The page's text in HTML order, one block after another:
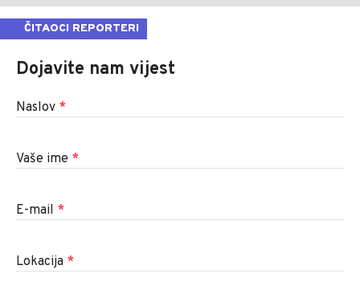
ČITAOCI REPORTERI
Dojavite nam vijest
Naslov *
Vaše ime *
E-mail *
Lokacija *